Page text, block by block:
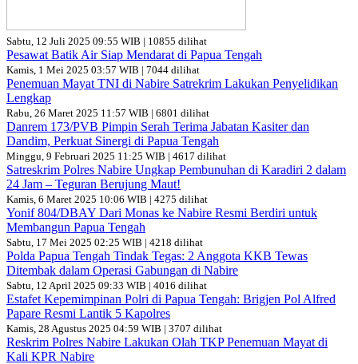
Sabtu, 12 Juli 2025 09:55 WIB | 10855 dilihat
Pesawat Batik Air Siap Mendarat di Papua Tengah
Kamis, 1 Mei 2025 03:57 WIB | 7044 dilihat
Penemuan Mayat TNI di Nabire Satrekrim Lakukan Penyelidikan
Lengkap
Rabu, 26 Maret 2025 11:57 WIB | 6801 dilihat
Danrem 173/PVB Pimpin Serah Terima Jabatan Kasiter dan
Dandim, Perkuat Sinergi di Papua Tengah
Minggu, 9 Februari 2025 11:25 WIB | 4617 dilihat
Satreskrim Polres Nabire Ungkap Pembunuhan di Karadiri 2 dalam
24 Jam – Teguran Berujung Maut!
Kamis, 6 Maret 2025 10:06 WIB | 4275 dilihat
Yonif 804/DBAY Dari Monas ke Nabire Resmi Berdiri untuk
Membangun Papua Tengah
Sabtu, 17 Mei 2025 02:25 WIB | 4218 dilihat
Polda Papua Tengah Tindak Tegas: 2 Anggota KKB Tewas
Ditembak dalam Operasi Gabungan di Nabire
Sabtu, 12 April 2025 09:33 WIB | 4016 dilihat
Estafet Kepemimpinan Polri di Papua Tengah: Brigjen Pol Alfred
Papare Resmi Lantik 5 Kapolres
Kamis, 28 Agustus 2025 04:59 WIB | 3707 dilihat
Reskrim Polres Nabire Lakukan Olah TKP Penemuan Mayat di
Kali KPR Nabire